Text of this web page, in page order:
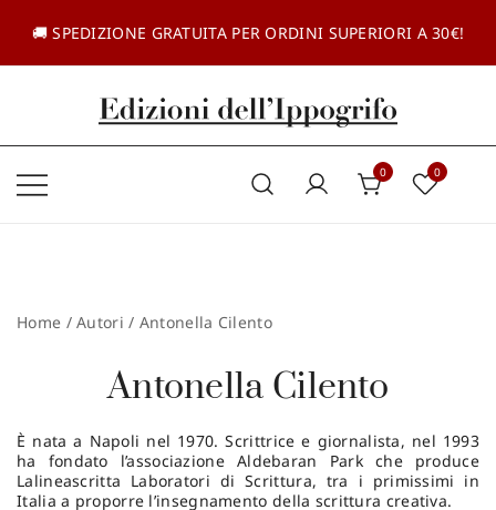
🚚 SPEDIZIONE GRATUITA PER ORDINI SUPERIORI A 30€!
Edizioni dell'Ippogrifo
Casa editrice dal 1985
0 0
Home / Autori / Antonella Cilento
Antonella Cilento
È nata a Napoli nel 1970. Scrittrice e giornalista, nel 1993
ha fondato l’associazione Aldebaran Park che produce
Lalineascritta Laboratori di Scrittura, tra i primissimi in
Italia a proporre l’insegnamento della scrittura creativa.